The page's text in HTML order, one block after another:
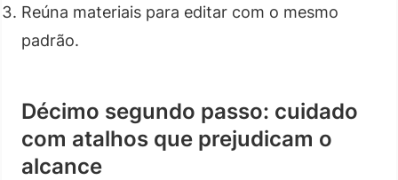
Reúna materiais para editar com o mesmo
padrão.
Décimo segundo passo: cuidado
com atalhos que prejudicam o
alcance